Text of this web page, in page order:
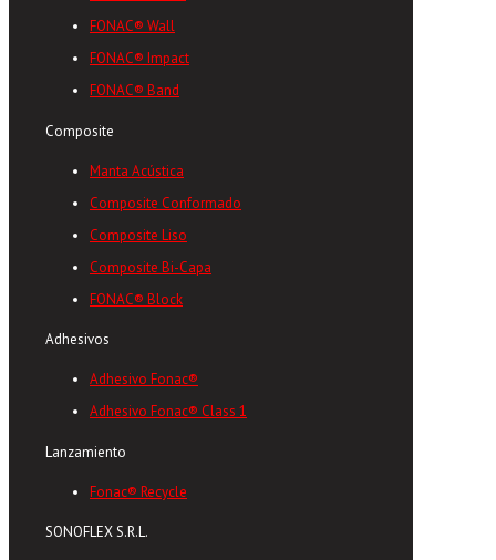
FONAC® Wall
FONAC® Impact
FONAC® Band
Composite
Manta Acústica
Composite Conformado
Composite Liso
Composite Bi-Capa
FONAC® Block
Adhesivos
Adhesivo Fonac®
Adhesivo Fonac® Class 1
Lanzamiento
Fonac® Recycle
SONOFLEX S.R.L.